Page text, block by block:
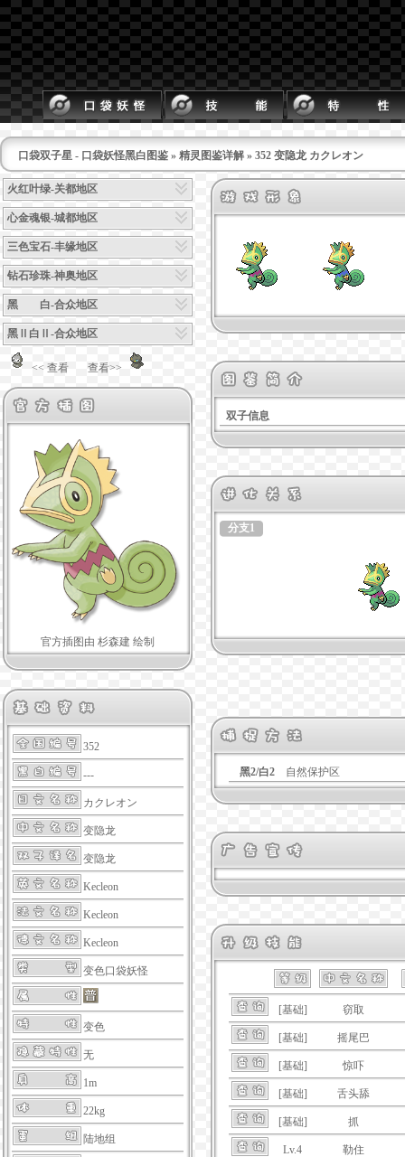
口袋双子星 - 口袋妖怪黑白图鉴 » 精灵图鉴详解 » 352 变隐龙 カクレオン
火红叶绿-关都地区
心金魂银-城都地区
三色宝石-丰缘地区
钻石珍珠-神奥地区
黑 白-合众地区
黑Ⅱ白Ⅱ-合众地区
<< 查看 查看>>
官方插图由 杉森建 绘制
352
---
カクレオン
变隐龙
变隐龙
Kecleon
Kecleon
Kecleon
变色口袋妖怪
变色
无
1m
22kg
陆地组
双子信息
分支1
黑2/白2 自然保护区
[基础] 窃取
[基础] 摇尾巴
[基础] 惊吓
[基础] 舌头舔
[基础] 抓
Lv.4 勒住